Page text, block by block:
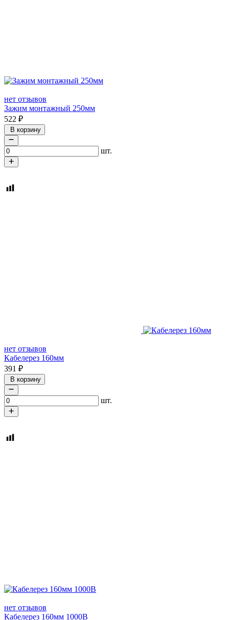
нет отзывов
Зажим монтажный 250мм
522 ₽
В корзину
шт.
нет отзывов
Кабелерез 160мм
391 ₽
В корзину
шт.
нет отзывов
Кабелерез 160мм 1000В